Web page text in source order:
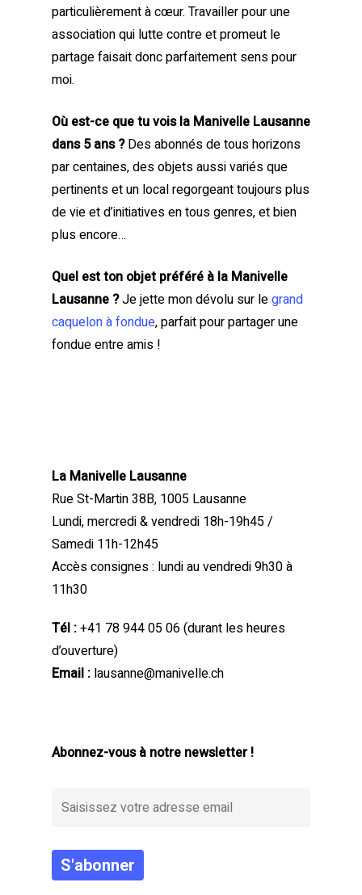
particulièrement à cœur. Travailler pour une
association qui lutte contre et promeut le
partage faisait donc parfaitement sens pour
moi.
Où est-ce que tu vois la Manivelle Lausanne
dans 5 ans ?Des abonnés de tous horizons
par centaines, des objets aussi variés que
pertinents et un local regorgeant toujours plus
de vie et d’initiatives en tous genres, et bien
plus encore…
Quel est ton objet préféré à la Manivelle
Lausanne ?Je jette mon dévolu sur legrand
caquelon à fondue, parfait pour partager une
fondue entre amis !
La Manivelle Lausanne
Rue St-Martin 38B, 1005 Lausanne
Lundi, mercredi & vendredi 18h-19h45 /
Samedi 11h-12h45
Accès consignes : lundi au vendredi 9h30 à
11h30
Tél :+41 78 944 05 06(durant les heures
d’ouverture)
Email : lausanne@manivelle.ch
Abonnez-vous à notre newsletter !